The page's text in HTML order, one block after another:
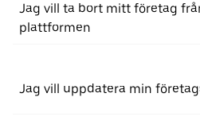
Jag vill ta bort mitt företag
plattformen
Jag vill uppdatera min